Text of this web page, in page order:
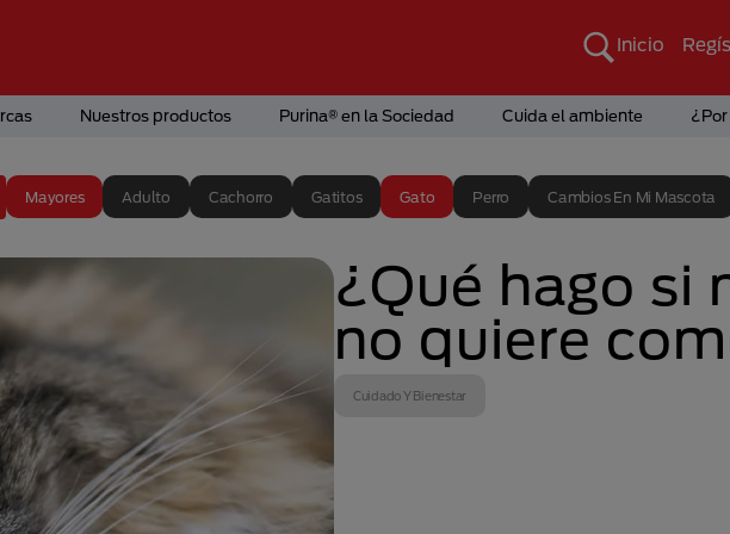
Inicio
Nuestros productos Purina® en la Sociedad Cuida el ambiente
Mayores Adulto Cachorro Gatitos Gato Perro Cambios En Mi Mascota
¿Qué hago si
no quiere
Cuidado Y Bienestar